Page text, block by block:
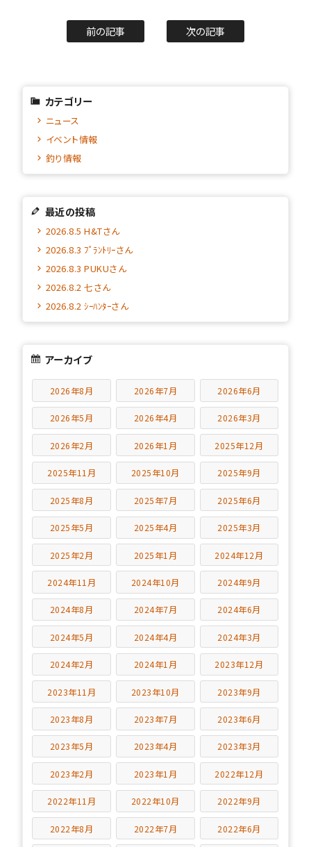
前の記事 次の記事
カテゴリー
ニュース
イベント情報
釣り情報
最近の投稿
2026.8.5 H&Tさん
2026.8.3 ﾌﾟﾗﾝﾄﾘｰさん
2026.8.3 PUKUさん
2026.8.2 七さん
2026.8.2 ｼｰﾊﾝﾀｰさん
アーカイブ
2026年8月 2026年7月 2026年6月
2026年5月 2026年4月 2026年3月
2026年2月 2026年1月 2025年12月
2025年11月 2025年10月 2025年9月
2025年8月 2025年7月 2025年6月
2025年5月 2025年4月 2025年3月
2025年2月 2025年1月 2024年12月
2024年11月 2024年10月 2024年9月
2024年8月 2024年7月 2024年6月
2024年5月 2024年4月 2024年3月
2024年2月 2024年1月 2023年12月
2023年11月 2023年10月 2023年9月
2023年8月 2023年7月 2023年6月
2023年5月 2023年4月 2023年3月
2023年2月 2023年1月 2022年12月
2022年11月 2022年10月 2022年9月
2022年8月 2022年7月 2022年6月